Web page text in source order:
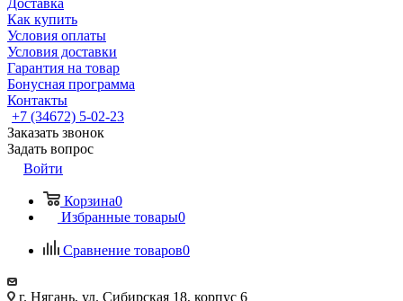
Доставка
Как купить
Условия оплаты
Условия доставки
Гарантия на товар
Бонусная программа
Контакты
+7 (34672) 5-02-23
Заказать звонок
Задать вопрос
Войти
Корзина0
Избранные товары0
Сравнение товаров0
г. Нягань, ул. Сибирская 18, корпус 6